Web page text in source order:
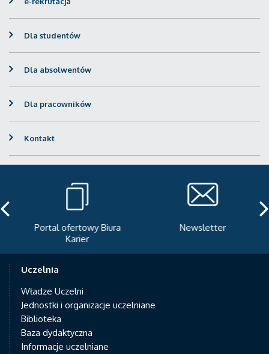
Dla studentów
Dla absolwentów
Dla pracowników
Kontakt
Portal ofertowy Biura
Karier
Newsletter
Uczelnia
Władze Uczelni
Jednostki i organizacje uczelniane
Biblioteka
Baza dydaktyczna
Informacje uczelniane